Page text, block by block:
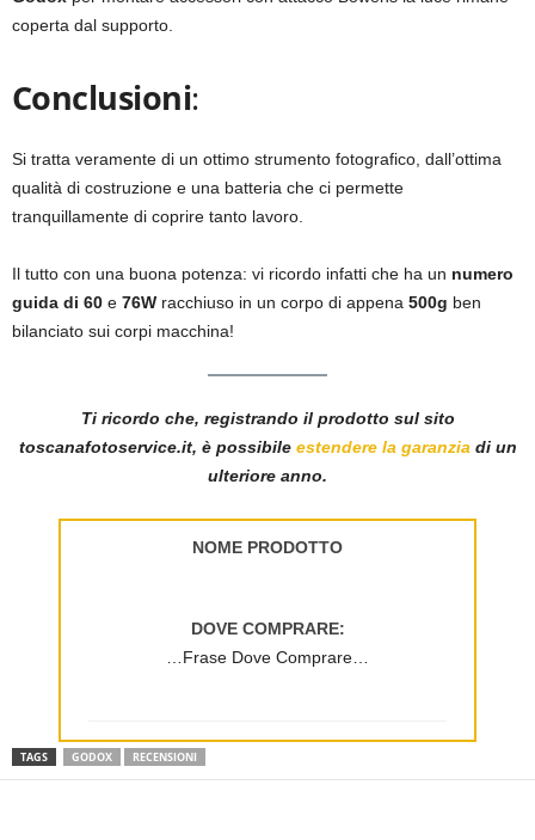
coperta dal supporto.
Conclusioni:
Si tratta veramente di un ottimo strumento fotografico, dall’ottima
qualità di costruzione e una batteria che ci permette
tranquillamente di coprire tanto lavoro.
Il tutto con una buona potenza: vi ricordo infatti che ha un numero
guida di 60 e 76W racchiuso in un corpo di appena 500g ben
bilanciato sui corpi macchina!
Ti ricordo che, registrando il prodotto sul sito
toscanafotoservice.it, è possibile estendere la garanzia di un
ulteriore anno.
NOME PRODOTTO
DOVE COMPRARE:
…Frase Dove Comprare…
TAGS GODOX RECENSIONI